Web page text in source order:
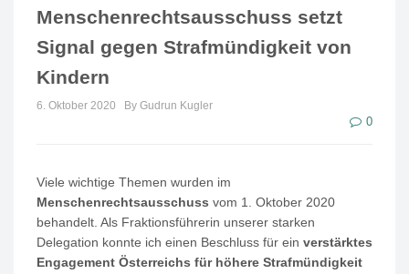
Menschenrechtsausschuss setzt
Signal gegen Strafmündigkeit von
Kindern
6. Oktober 2020 By Gudrun Kugler
0
Viele wichtige Themen wurden im
Menschenrechtsausschuss vom 1. Oktober 2020
behandelt. Als Fraktionsführerin unserer starken
Delegation konnte ich einen Beschluss für ein verstärktes
Engagement Österreichs für höhere Strafmündigkeit